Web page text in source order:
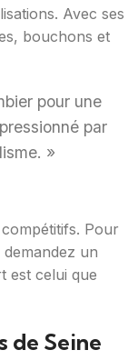
Avec ses
bouchons et
pour une
par
»
Pour
un
est celui que
de Seine